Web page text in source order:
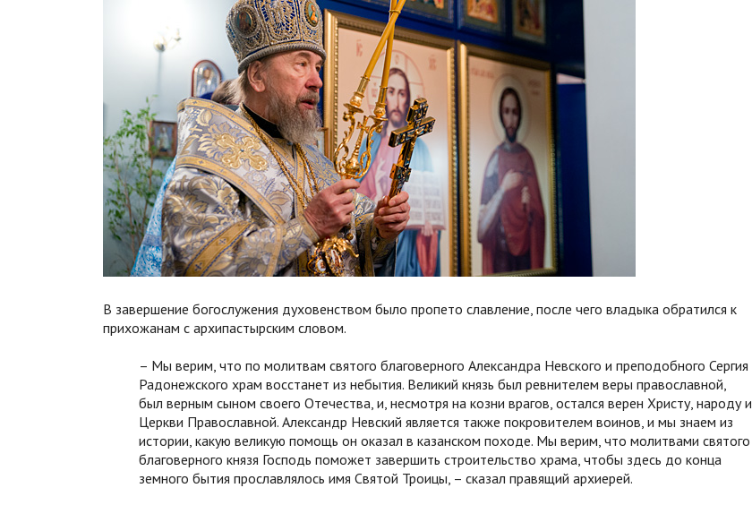
В завершение богослужения духовенством было пропето славление, после чего владыка обратился к
прихожанам с архипастырским словом.
– Мы верим, что по молитвам святого благоверного Александра Невского и преподобного Сергия
Радонежского храм восстанет из небытия. Великий князь был ревнителем веры православной,
был верным сыном своего Отечества, и, несмотря на козни врагов, остался верен Христу, народу и
Церкви Православной. Александр Невский является также покровителем воинов, и мы знаем из
истории, какую великую помощь он оказал в казанском походе. Мы верим, что молитвами святого
благоверного князя Господь поможет завершить строительство храма, чтобы здесь до конца
земного бытия прославлялось имя Святой Троицы, – сказал правящий архиерей.